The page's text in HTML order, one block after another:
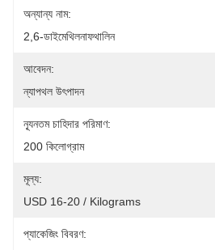
অন্যান্য নাম:
2,6-ডাইমেথিলনাফথালিন
আবেদন:
ন্যাপথল উৎপাদন
ন্যূনতম চাহিদার পরিমাণ:
200 কিলোগ্রাম
মূল্য:
USD 16-20 / Kilograms
প্যাকেজিং বিবরণ: